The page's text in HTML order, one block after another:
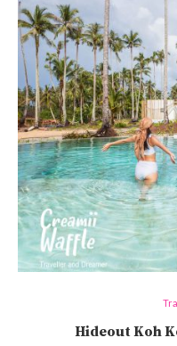
Hideout Koh